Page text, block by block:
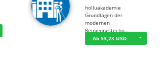
holluakademie
Grundlagen der
modernen
Reinigungstechn…
Ab 53,23 USD